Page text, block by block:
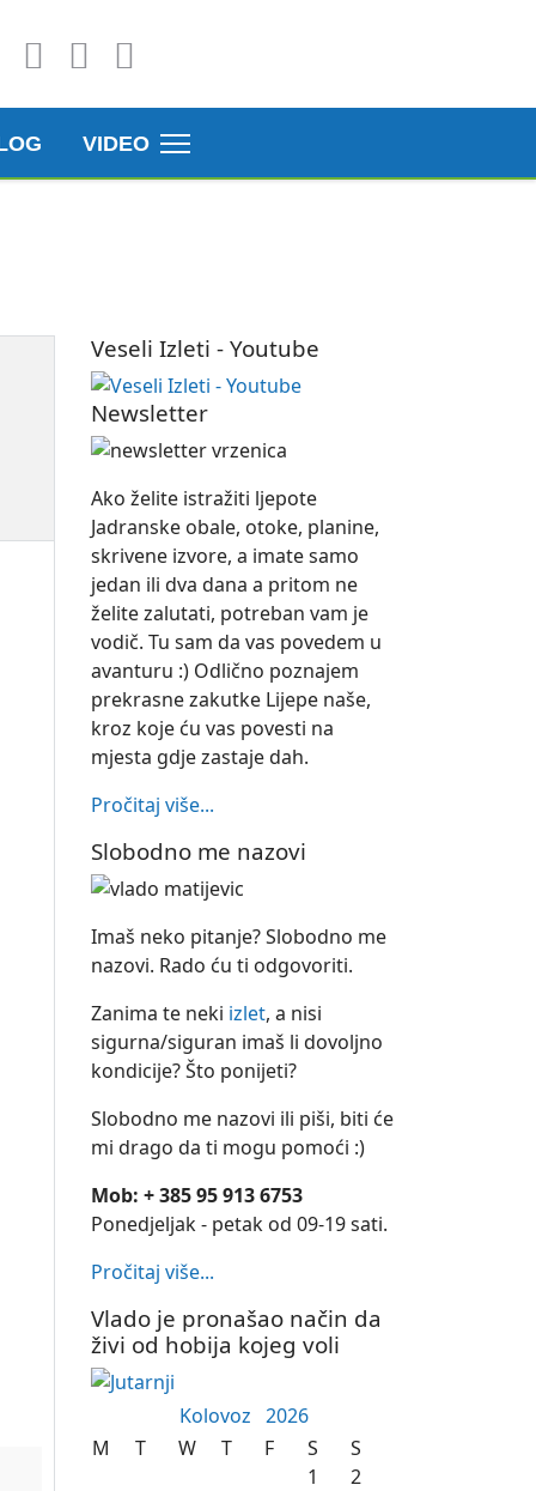
VIDEO
Veseli Izleti - Youtube
Newsletter
Ako želite istražiti ljepote
Jadranske obale, otoke, planine,
skrivene izvore, a imate samo
jedan ili dva dana a pritom ne
želite zalutati, potreban vam je
vodič. Tu sam da vas povedem u
avanturu :) Odlično poznajem
prekrasne zakutke Lijepe naše,
kroz koje ću vas povesti na
mjesta gdje zastaje dah.
Pročitaj više...
Slobodno me nazovi
Imaš neko pitanje? Slobodno me
nazovi. Rado ću ti odgovoriti.
Zanima te neki izlet, a nisi
sigurna/siguran imaš li dovoljno
kondicije? Što ponijeti?
Slobodno me nazovi ili piši, biti će
mi drago da ti mogu pomoći :)
Mob: + 385 95 913 6753
Ponedjeljak - petak od 09-19 sati.
Pročitaj više...
Vlado je pronašao način da
živi od hobija kojeg voli
Kolovoz 2026
M
T W T F S
S
1
2